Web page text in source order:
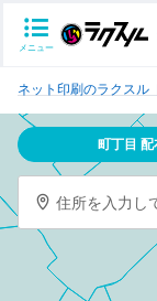
メニュー
テ
ン
グ
ネット印刷のラクスル
町丁目 配
住所を入力し